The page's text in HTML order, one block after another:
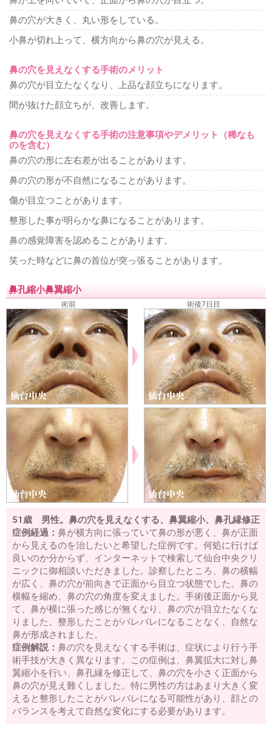
鼻の穴が大きく、丸い形をしている。
小鼻が切れ上って、横方向から鼻の穴が見える。
鼻の穴を見えなくする手術のメリット
鼻の穴が目立たなくなり、上品な顔立ちになります。
間が抜けた顔立ちが、改善します。
鼻の穴を見えなくする手術の注意事項やデメリット（稀なも
のを含む）
鼻の穴の形に左右差が出ることがあります。
鼻の穴の形が不自然になることがあります。
傷が目立つことがあります。
整形した事が明らかな鼻になることがあります。
鼻の感覚障害を認めることがあります。
笑った時などに鼻の首位が突っ張ることがあります。
鼻孔縮小鼻翼縮小
術前 術後7日目
51歳 男性。鼻の穴を見えなくする、鼻翼縮小、鼻孔縁修正
症例経過： 鼻が横方向に張っていて鼻の形が悪く、鼻が正面
から見えるのを治したいと希望した症例です。何処に行けば
良いのか分からず、インターネットで検索して仙台中央クリ
ニックに御相談いただきました。診察したところ、鼻の横幅
が広く、鼻の穴が前向きで正面から目立つ状態でした。鼻の
横幅を縮め、鼻の穴の角度を変えました。手術後正面から見
て、鼻が横に張った感じが無くなり、鼻の穴が目立たなくな
りました。整形したことがバレバレになることなく、自然な
鼻が形成されました。
症例解説： 鼻の穴を見えなくする手術は、症状により行う手
術手技が大きく異なります。この症例は、鼻翼拡大に対し鼻
翼縮小を行い、鼻孔縁を修正して、鼻の穴を小さく正面から
鼻の穴が見え難くしました。特に男性の方はあまり大きく変
えると整形したことがバレバレになる可能性があり、顔との
バランスを考えて自然な変化にする必要があります。